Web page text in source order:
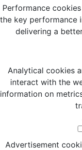
Performance
the key performance
delivering a
Analytical cookies
interact with the
information on
Advertisement